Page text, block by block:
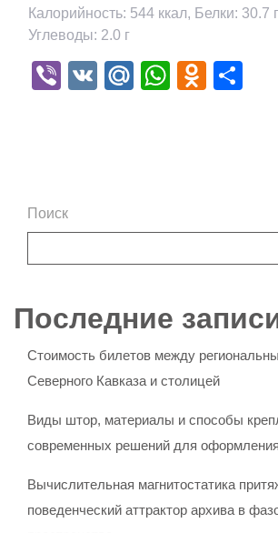
Калорийность: 544 ккал, Белки: 30.7
Углеводы: 2.0 г
Viber
VK Mail.Ru
Поиск
Последние
Стоимость билетов между
Северного Кавказа и столицей
Виды штор, материалы и способы
современных решений для
Вычислительная магнитостатика
поведенческий аттрактор архива в